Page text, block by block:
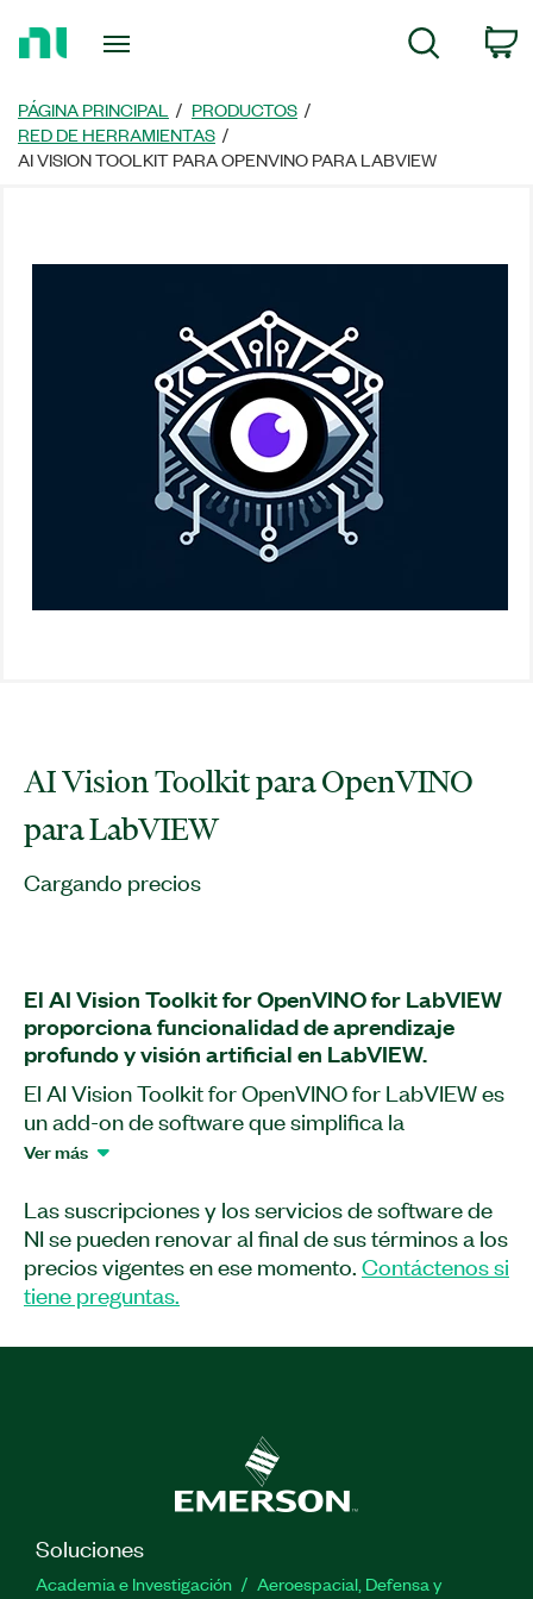
página
principal
Búsqueda
PÁGINA PRINCIPAL
PRODUCTOS
RED DE HERRAMIENTAS
AI VISION TOOLKIT PARA OPENVINO PARA LABVIEW
AI Vision Toolkit para OpenVINO
para LabVIEW
Cargando precios
El AI Vision Toolkit for OpenVINO for LabVIEW
proporciona funcionalidad de aprendizaje
profundo y visión artificial en LabVIEW.
El AI Vision Toolkit for OpenVINO for LabVIEW es
un add-on de software que simplifica la
implementación de redes neuronales profundas
de código abierto OpenVINO™. Puede usar este
add-on para configurar e implementar redes
neuronales profundas para aplicaciones de
procesamiento de imágenes y reconocimiento
de objetos y segmentación de imágenes. Con
reduciendo la necesidad de conocimientos
especializados y mejorando la inferencia de IA en
hardware Intel. Este rendimiento optimizado es
ideal para aplicaciones industriales y
comerciales, proporcionando velocidades de
procesamiento rápidas, baja latencia y alta
Ver más
Las suscripciones y los servicios de software de
NI se pueden renovar al final de sus términos a los
precios vigentes en ese momento. Contáctenos si
tiene preguntas.
Soluciones
Academia e Investigación
Aeroespacial, Defensa y